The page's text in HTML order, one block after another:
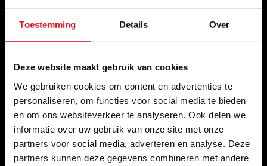
Toestemming Details Over
Deze website maakt gebruik van cookies
We gebruiken cookies om content en advertenties te
personaliseren, om functies voor social media te bieden
en om ons websiteverkeer te analyseren. Ook delen we
informatie over uw gebruik van onze site met onze
partners voor social media, adverteren en analyse. Deze
partners kunnen deze gegevens combineren met andere
Informatie
Zakelijk bestellen
Verzenden & retourneren
Betaalmogelijkheden
Veelgestelde vragen